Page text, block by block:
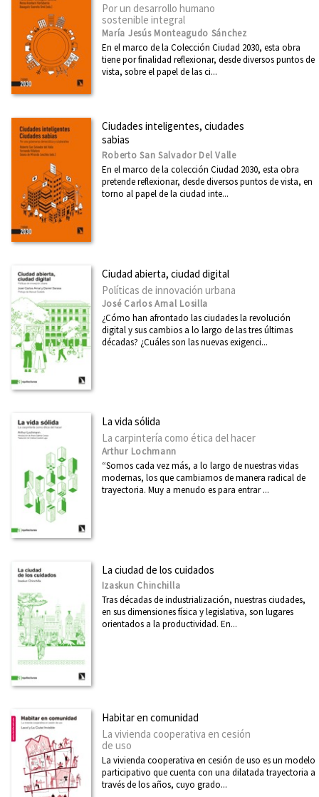
Boletín marzo 2026
Ver todos... (66)
Por un desarrollo humano
sostenible integral
María Jesús Monteagudo Sánchez
En el marco de la Colección Ciudad 2030, esta obra
tiene por finalidad reflexionar, desde diversos puntos de
vista, sobre el papel de las ci...
Ciudades inteligentes, ciudades
sabias
Roberto San Salvador Del Valle
En el marco de la colección Ciudad 2030, esta obra
pretende reflexionar, desde diversos puntos de vista, en
torno al papel de la ciudad inte...
Ciudad abierta, ciudad digital
Políticas de innovación urbana
José Carlos Arnal Losilla
¿Cómo han afrontado las ciudades la revolución
digital y sus cambios a lo largo de las tres últimas
décadas? ¿Cuáles son las nuevas exigenci...
La vida sólida
La carpintería como ética del hacer
Arthur Lochmann
“Somos cada vez más, a lo largo de nuestras vidas
modernas, los que cambiamos de manera radical de
trayectoria. Muy a menudo es para entrar ...
La ciudad de los cuidados
Izaskun Chinchilla
Tras décadas de industrialización, nuestras ciudades,
en sus dimensiones física y legislativa, son lugares
orientados a la productividad. En...
Habitar en comunidad
La vivienda cooperativa en cesión
de uso
La vivienda cooperativa en cesión de uso es un modelo
participativo que cuenta con una dilatada trayectoria a
través de los años, cuyo grado...